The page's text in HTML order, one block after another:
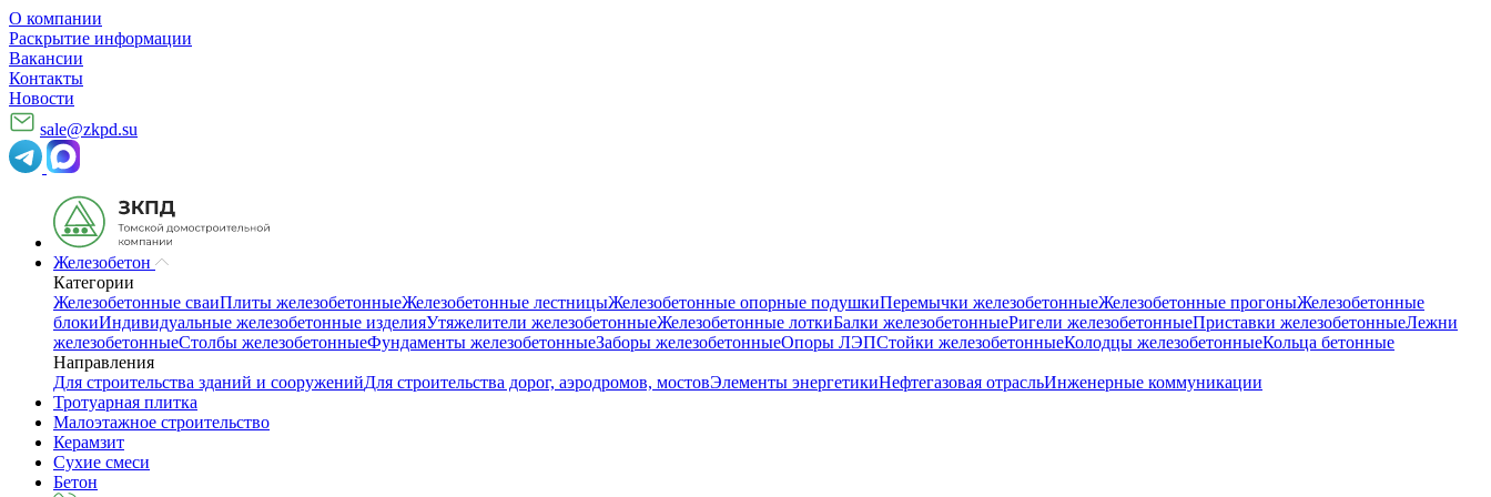
О компании
Раскрытие информации
Вакансии
Контакты
Новости
sale@zkpd.su
Железобетон
Категории
Железобетонные сваиПлиты железобетонныеЖелезобетонные лестницыЖелезобетонные опорные подушкиПеремычки железобетонныеЖелезобетонные прогоныЖелезобетонные
блокиИндивидуальные железобетонные изделияУтяжелители железобетонныеЖелезобетонные лоткиБалки железобетонныеРигели железобетонныеПриставки железобетонныеЛежни
железобетонныеСтолбы железобетонныеФундаменты железобетонныеЗаборы железобетонныеОпоры ЛЭПСтойки железобетонныеКолодцы железобетонныеКольца бетонные
Направления
Для строительства зданий и сооруженийДля строительства дорог, аэродромов, мостовЭлементы энергетикиНефтегазовая отрасльИнженерные коммуникации
Тротуарная плитка
Малоэтажное строительство
Керамзит
Сухие смеси
Бетон